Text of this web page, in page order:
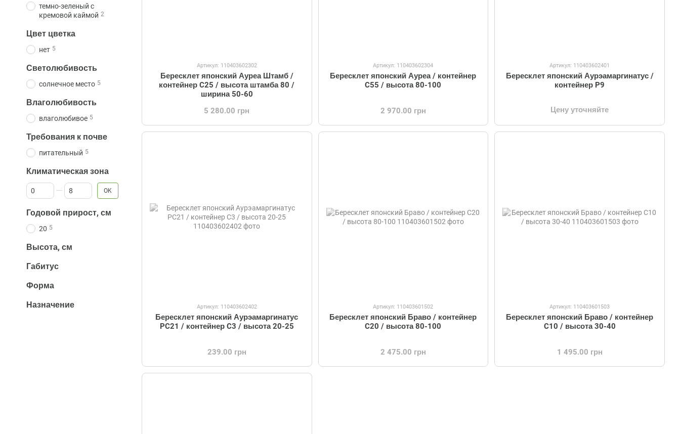
Артикул: 110403602302
Бересклет японский Ауреа Штамб /
контейнер C25 / высота штамба 80 /
ширина 50-60
5 280.00 грн
Артикул: 110403602304
Бересклет японский Ауреа / контейнер
C55 / высота 80-100
2 970.00 грн
Артикул: 110403602401
Бересклет японский Аурэамаргинатус /
контейнер P9
Цену уточняйте
Артикул: 110403602402
Бересклет японский Аурэамаргинатус
PC21 / контейнер C3 / высота 20-25
239.00 грн
Артикул: 110403601502
Бересклет японский Браво / контейнер
C20 / высота 80-100
2 475.00 грн
Артикул: 110403601503
Бересклет японский Браво / контейнер
C10 / высота 30-40
1 495.00 грн
темно-зеленый с
кремовой каймой 2
Цвет цветка
нет 5
Светолюбивость
солнечное место 5
Влаголюбивость
влаголюбивое 5
Требования к почве
питательный 5
Климатическая зона
От Климатическая зона
До Климатическая зонаOK
Годовой прирост, см
20 5
Высота, см
Габитус
Форма
Назначение